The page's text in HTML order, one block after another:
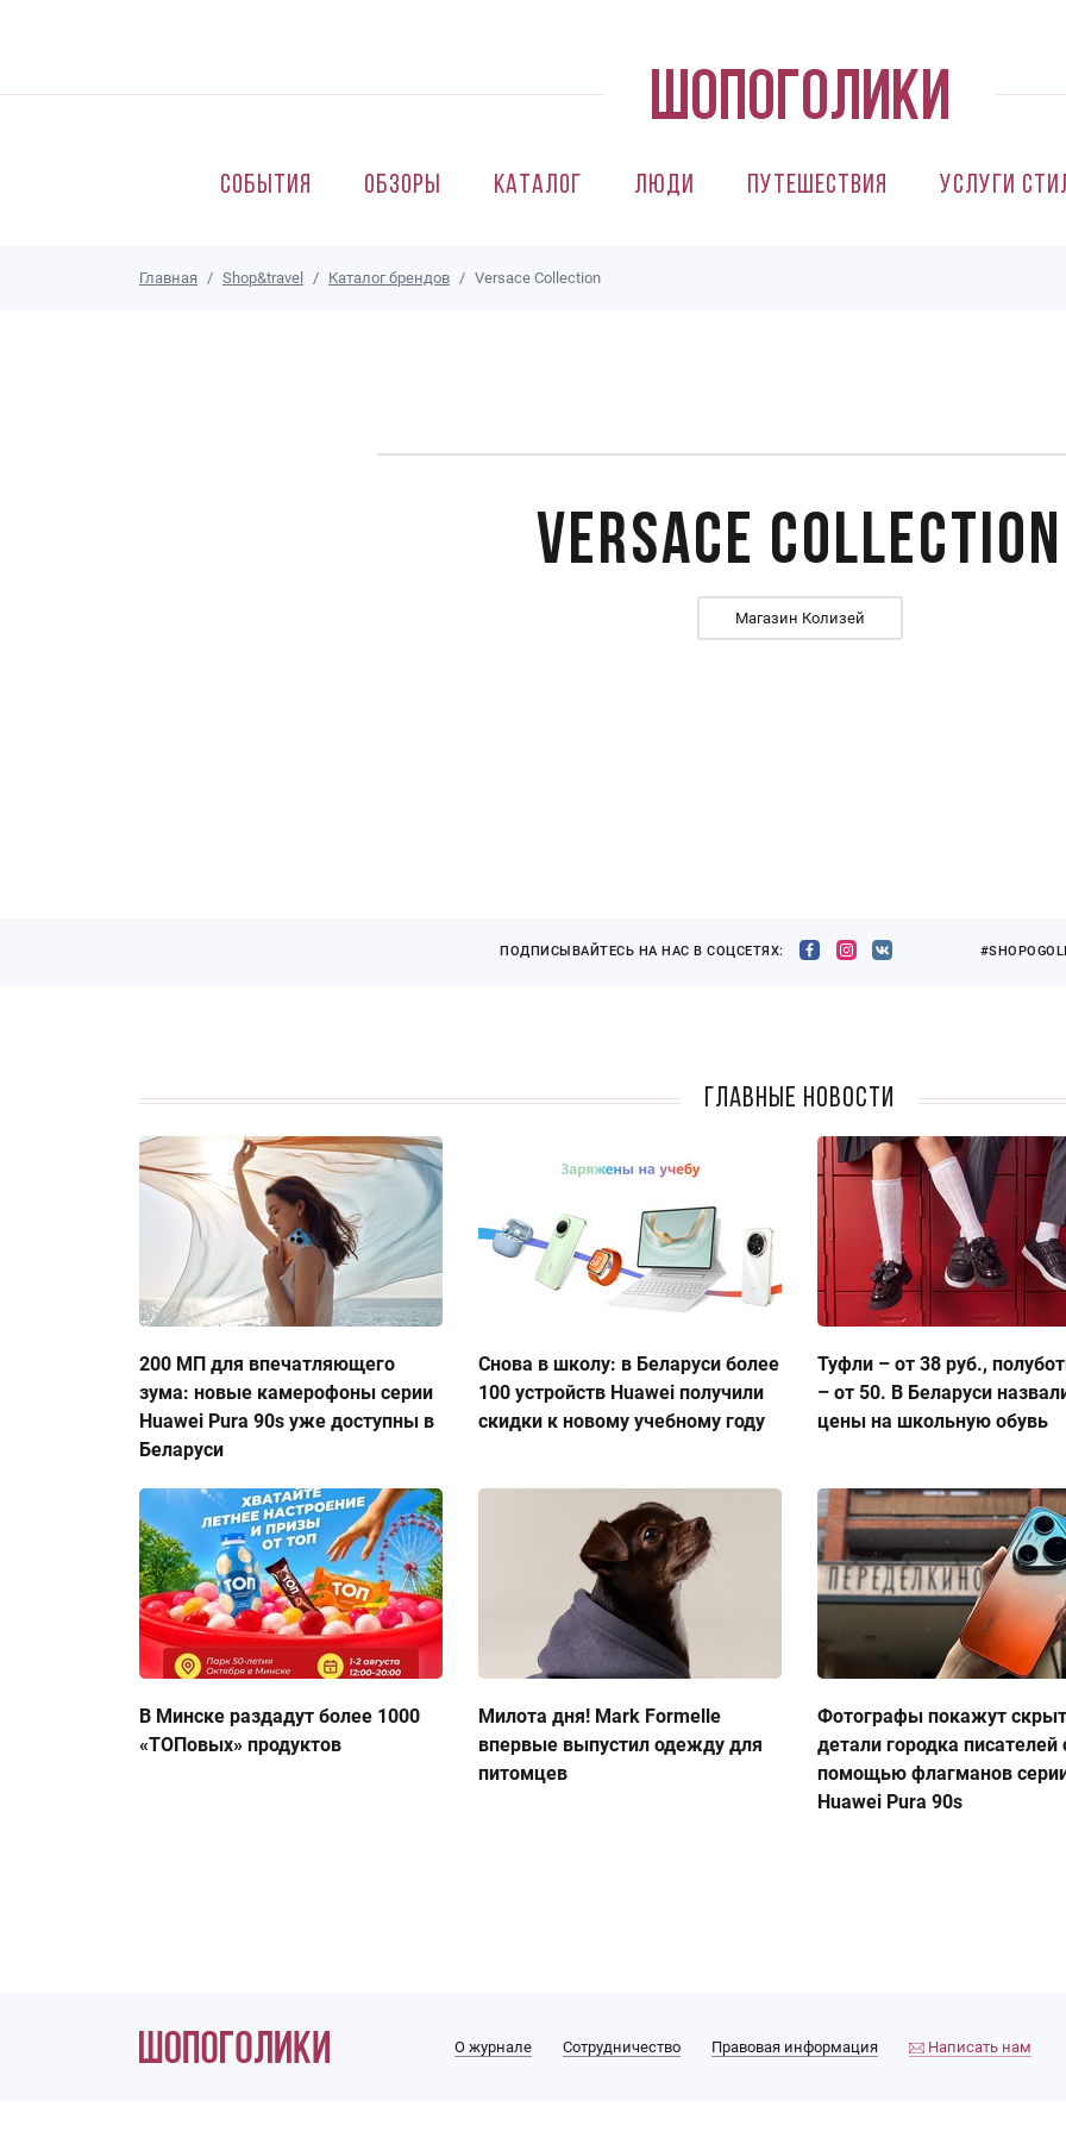
События Обзоры Каталог Люди Путешествия Услуги
Главная Shop&travel Каталог брендов Versace Collection
Versace Collection
Магазин Колизей
ПОДПИСЫВАЙТЕСЬ НА НАС В СОЦСЕТЯХ:
Главные новости
200 МП для впечатляющего
зума: новые камерофоны серии
Huawei Pura 90s уже доступны в
Беларуси
Снова в школу: в Беларуси более
100 устройств Huawei получили
скидки к новому учебному году
Туфли – от 38 руб.,
– от 50. В Беларуси
цены на школьную обувь
В Минске раздадут более 1000
«ТОПовых» продуктов
Милота дня! Mark Formelle
впервые выпустил одежду для
питомцев
Фотографы покажут
детали городка писателей
помощью флагманов
Huawei Pura 90s
О журнале Сотрудничество Правовая информация Написать нам